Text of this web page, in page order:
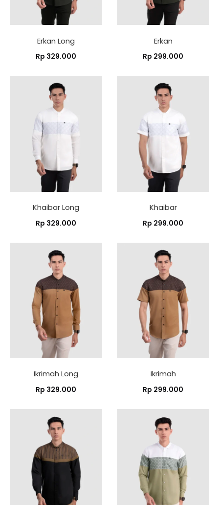
Erkan Long
Rp 329.000
Erkan
Rp 299.000
Khaibar Long
Rp 329.000
Khaibar
Rp 299.000
Ikrimah Long
Rp 329.000
Ikrimah
Rp 299.000